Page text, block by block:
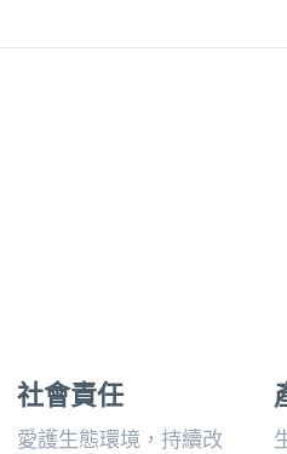
社會責任
愛護生態環境，持續改